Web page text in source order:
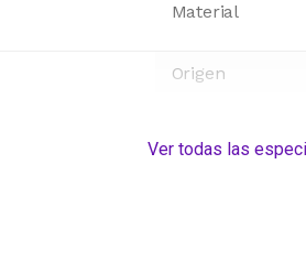
Material
Origen
Ver todas las